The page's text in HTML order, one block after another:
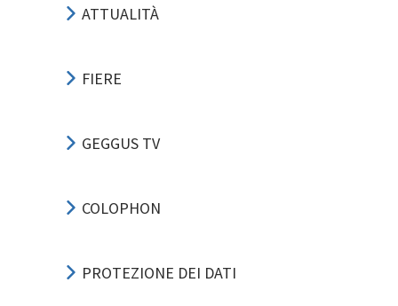
ATTUALITÀ
FIERE
GEGGUS TV
COLOPHON
PROTEZIONE DEI DATI